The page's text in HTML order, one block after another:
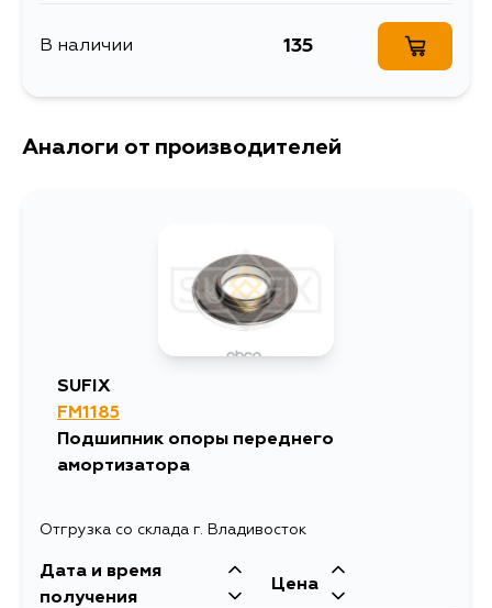
В наличии 135
Аналоги от производителей
SUFIX
FM1185
Подшипник опоры переднего
амортизатора
Отгрузка со склада г. Владивосток
Дата и время
получения
Цена